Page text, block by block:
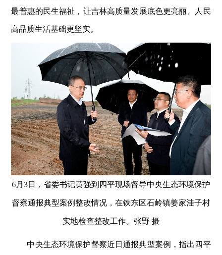
最普惠的民生福祉，让吉林高质量发展底色更亮丽、人民
高品质生活基础更坚实。
6月3日，省委书记黄强到四平现场督导中央生态环境保护
督察通报典型案例整改情况，在铁东区石岭镇姜家洼子村
实地检查整改工作。张野 摄
中央生态环境保护督察近日通报典型案例，指出四平